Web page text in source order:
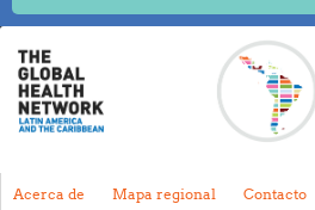
Inicio
Acerca de
Contacto
Acerca de Mapa regional Contacto